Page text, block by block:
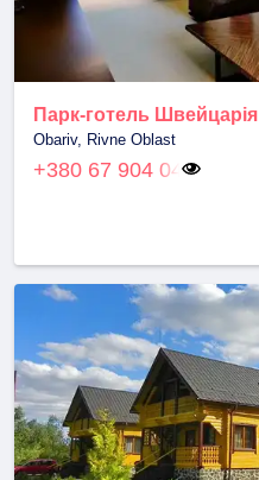
Парк-готель Швейцарія
Obariv, Rivne Oblast
+380 67 904 04